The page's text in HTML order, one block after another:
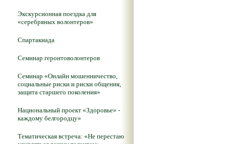
Экскурсионная поездка для
«серебряных волонтеров»
Спартакиада
Семинар геронтоволонтеров
Семинар «Онлайн мошенничество,
социальные риски и риски общения,
защита старшего поколения»
Национальный проект «Здоровье» -
каждому белгородцу»
Тематическая встреча: «Не перестаю